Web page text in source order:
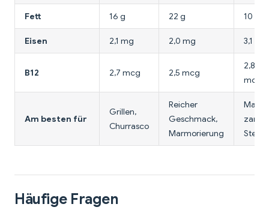
Fett 16 g 22 g 10 g
Eisen 2,1 mg 2,0 mg 3,1 mg
B12 2,7 mcg 2,5 mcg
2,8
mcg
Am besten für
Grillen,
Churrasco
Reicher
Geschmack,
Marmorierung
zarte
Steaks
Häufige Fragen